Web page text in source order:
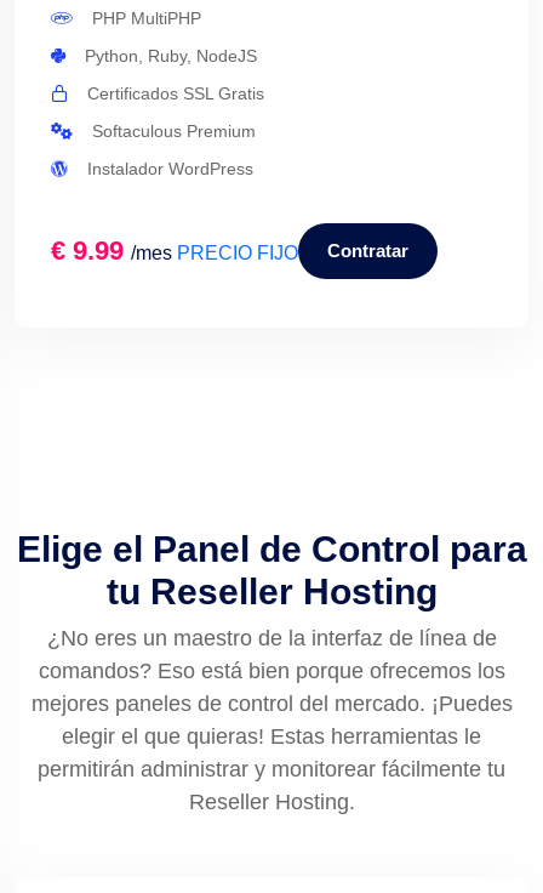
PHP MultiPHP
Python, Ruby, NodeJS
Certificados SSL Gratis
Softaculous Premium
Instalador WordPress
Contratar
€ 9.99 /mes PRECIO FIJO
Elige el Panel de Control para
tu Reseller Hosting
¿No eres un maestro de la interfaz de línea de
comandos? Eso está bien porque ofrecemos los
mejores paneles de control del mercado. ¡Puedes
elegir el que quieras! Estas herramientas le
permitirán administrar y monitorear fácilmente tu
Reseller Hosting.